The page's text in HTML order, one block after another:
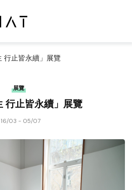
行止皆永續」展覽
展覽
行止皆永續」展覽
16/03 - 05/07